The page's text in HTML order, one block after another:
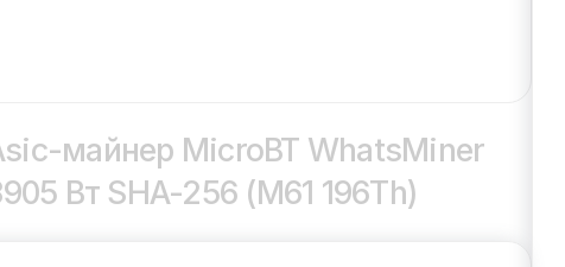
майнер MicroBT WhatsMiner
Вт SHA-256 (M61 196Th)